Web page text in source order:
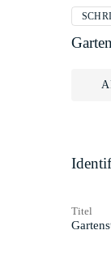
Titel